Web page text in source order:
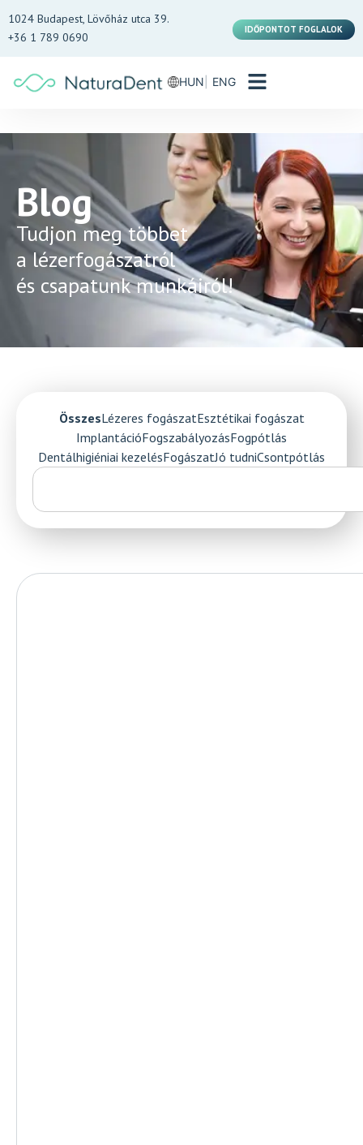
1024 Budapest, Lövőház utca 39.
+36 1 789 0690
IDŐPONTOT FOGLALOK
HUN ENG
Blog
Tudjon meg többet
a lézerfogászatról
és csapatunk munkáiról!
ÖsszesLézeres fogászatEsztétikai fogászat
ImplantációFogszabályozásFogpótlás
Dentálhigiéniai kezelésFogászatJó tudniCsontpótlás